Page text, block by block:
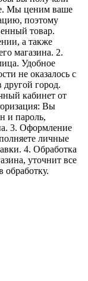
Мы ценим ваше
поэтому
товар.
а также
магазина. 2.
Удобное
не оказалось с
другой город.
кабинет от
Вы
и пароль,
3. Оформление
личные
4. Обработка
уточнит все
обработку.